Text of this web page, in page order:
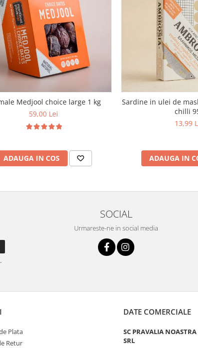
Medjool choice large 1 kg
59,00 Lei
ADAUGA IN COS
Sardine in ulei de
chilli
13,99
ADAUGA IN
SOCIAL
Urmareste-ne in social media
Plata
Retur
DATE COMERCIALE
SC PRAVALIA NOASTRA
SRL